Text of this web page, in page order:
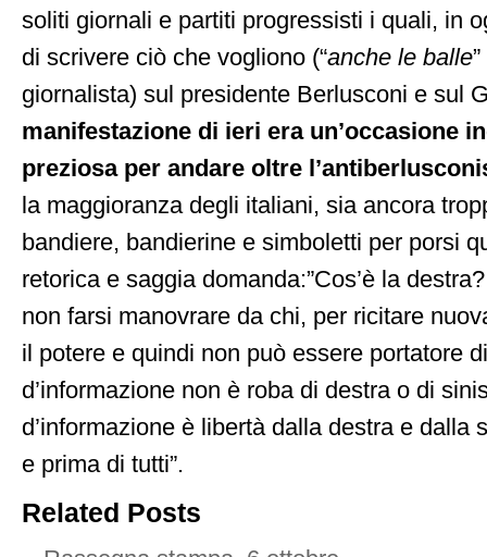
soliti giornali e partiti progressisti i quali, in
di scrivere ciò che vogliono (“anche le balle
giornalista) sul presidente Berlusconi e sul
manifestazione di ieri era un’occasione
preziosa per andare oltre
la maggioranza degli italiani, sia ancora
bandiere, bandierine e simboletti per porsi
retorica e saggia domanda:”Cos’è la
non farsi manovrare da chi, per ricitare
il potere e quindi non può essere portatore
d’informazione non è roba di destra o di
d’informazione è libertà dalla destra e dalla
e prima di tutti”.
Related Posts